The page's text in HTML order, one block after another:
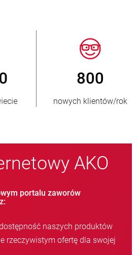
> 3 500 000
sprzedanych jednostek
AKO
portalu zaworów
naszych produktów
rzeczywistym ofertę dla swojej